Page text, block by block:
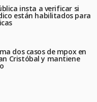
insta a verificar si
están habilitados para
dos casos de mpox en
Cristóbal y mantiene